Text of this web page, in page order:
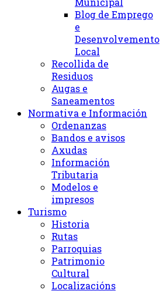
Blog de Emprego
e
Desenvolvemento
Local
Recollida de
Residuos
Augas e
Saneamentos
Normativa e Información
Ordenanzas
Bandos e avisos
Axudas
Información
Tributaria
Modelos e
impresos
Turismo
Historia
Rutas
Parroquias
Patrimonio
Cultural
Localizacións